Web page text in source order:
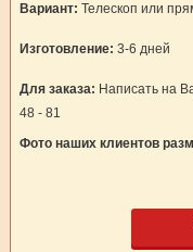
Вариант: Телескоп или
Изготовление: 3-6 дней
Для заказа: Написать на
48 - 81
Фото наших клиентов